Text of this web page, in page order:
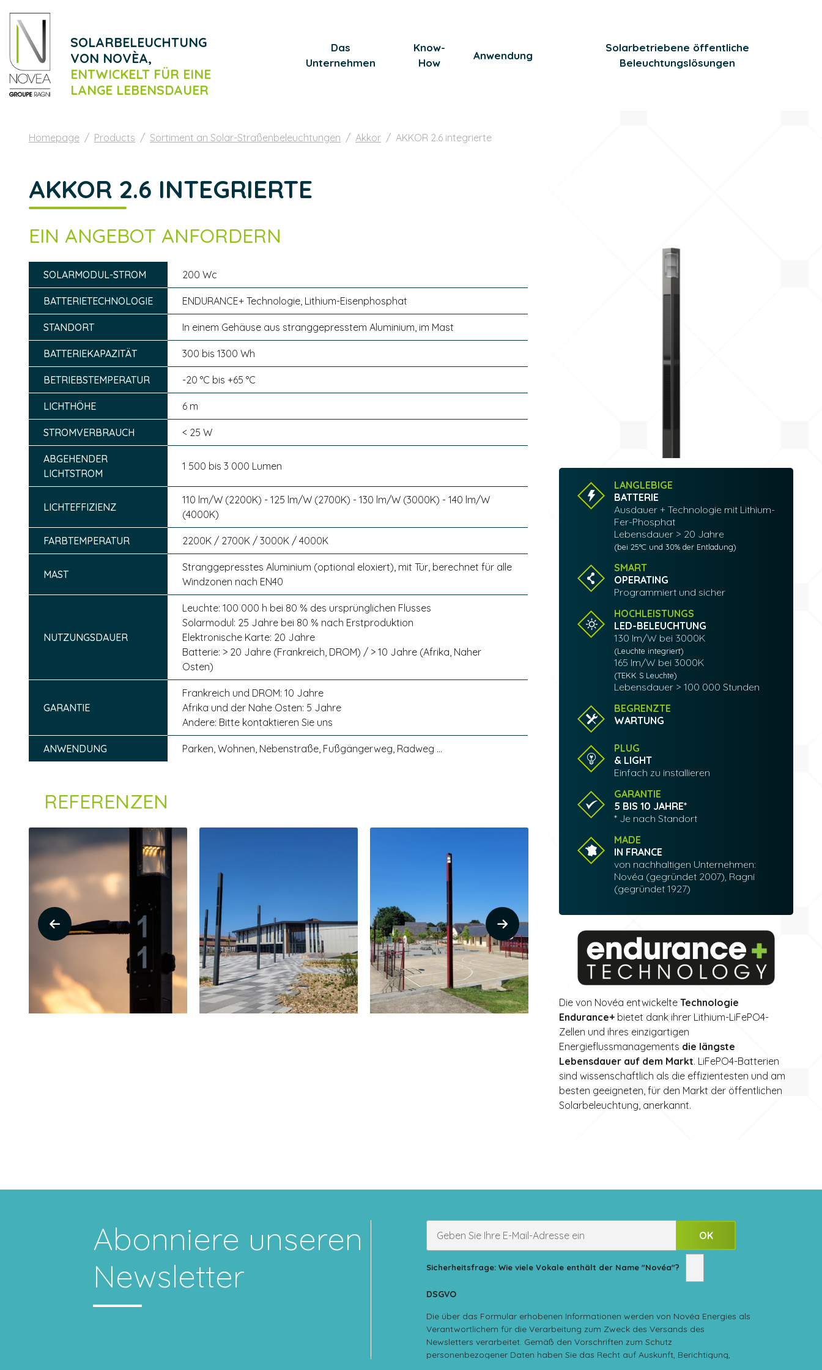
SOLARBELEUCHTUNG
VON NOVÈA,
ENTWICKELT FÜR EINE
LANGE LEBENSDAUER
Das
Unternehmen
Know-
How
Anwendung
Solarbetriebene öffentliche
Beleuchtungslösungen
Homepage Products Sortiment an Solar-Straßenbeleuchtungen Akkor AKKOR 2.6 integrierte
AKKOR 2.6 INTEGRIERTE
EIN ANGEBOT ANFORDERN
SOLARMODUL-STROM 200 Wc
BATTERIETECHNOLOGIE ENDURANCE+ Technologie, Lithium-Eisenphosphat
STANDORT In einem Gehäuse aus stranggepresstem Aluminium, im Mast
BATTERIEKAPAZITÄT 300 bis 1300 Wh
BETRIEBSTEMPERATUR -20 °C bis +65 °C
LICHTHÖHE 6 m
STROMVERBRAUCH < 25 W
ABGEHENDER
LICHTSTROM
1 500 bis 3 000 Lumen
LICHTEFFIZIENZ
110 lm/W (2200K) - 125 lm/W (2700K) - 130 lm/W (3000K) - 140 lm/W
(4000K)
FARBTEMPERATUR 2200K / 2700K / 3000K / 4000K
MAST
Stranggepresstes Aluminium (optional eloxiert), mit Tür, berechnet für alle
Windzonen nach EN40
NUTZUNGSDAUER
Leuchte: 100 000 h bei 80 % des ursprünglichen Flusses
Solarmodul: 25 Jahre bei 80 % nach Erstproduktion
Elektronische Karte: 20 Jahre
Batterie: > 20 Jahre (Frankreich, DROM) / > 10 Jahre (Afrika, Naher
Osten)
GARANTIE
Frankreich und DROM: 10 Jahre
Afrika und der Nahe Osten: 5 Jahre
Andere: Bitte kontaktieren Sie uns
ANWENDUNG Parken, Wohnen, Nebenstraße, Fußgängerweg, Radweg ...
REFERENZEN
LANGLEBIGE
BATTERIE
Ausdauer + Technologie mit Lithium-
Fer-Phosphat
Lebensdauer > 20 Jahre
(bei 25°C und 30% der Entladung)
SMART
OPERATING
Programmiert und sicher
HOCHLEISTUNGS
LED-BELEUCHTUNG
130 lm/W bei 3000K
(Leuchte integriert)
165 lm/W bei 3000K
(TEKK S Leuchte)
Lebensdauer > 100 000 Stunden
BEGRENZTE
WARTUNG
PLUG
& LIGHT
Einfach zu installieren
GARANTIE
5 BIS 10 JAHRE*
* Je nach Standort
MADE
IN FRANCE
von nachhaltigen Unternehmen:
Novéa (gegründet 2007), Ragni
(gegründet 1927)
Die von Novéa entwickelte Technologie
Endurance+bietet dank ihrer Lithium-LiFePO4-
Zellen und ihres einzigartigen
Energieflussmanagements die längste
Lebensdauer auf dem Markt. LiFePO4-Batterien
sind wissenschaftlich als die effizientesten und am
besten geeigneten, für den Markt der öffentlichen
Solarbeleuchtung, anerkannt.
Abonniere unseren
Newsletter
Sicherheitsfrage: Wie viele Vokale enthält der Name "Novéa"?
DSGVO
Die über das Formular erhobenen Informationen werden von Novéa Energies als
Verantwortlichem für die Verarbeitung zum Zweck des Versands des
Newsletters verarbeitet. Gemäß den Vorschriften zum Schutz
personenbezogener Daten haben Sie das Recht auf Auskunft, Berichtigung,